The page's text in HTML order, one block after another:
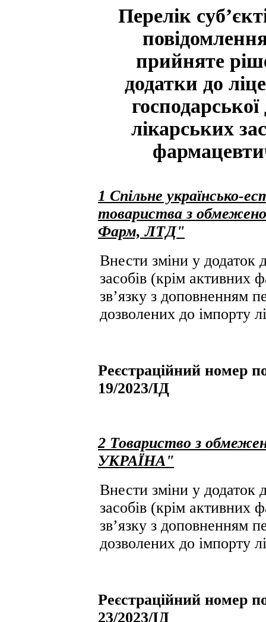
Перелік
прийняте
додатки до
лікарських
1 Спільне українсько-
товариства з
Фарм, ЛТД"
Внести зміни у додаток
засобів (крім активних
зв’язку з доповненням
дозволених до імпорту
Реєстраційний номер
19/2023/ІД
2 Товариство з
УКРАЇНА"
Внести зміни у додаток
засобів (крім активних
зв’язку з доповненням
дозволених до імпорту
Реєстраційний номер
23/2023/ІД